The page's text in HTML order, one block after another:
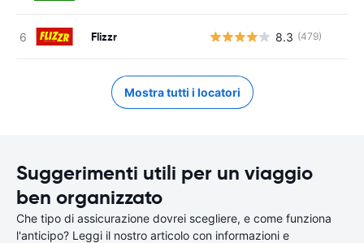
Flizzr 8.3 (479)
Mostra tutti i locatori
Suggerimenti utili per un viaggio
ben organizzato
Che tipo di assicurazione dovrei scegliere, e come funziona
l'anticipo? Leggi il nostro articolo con informazioni e